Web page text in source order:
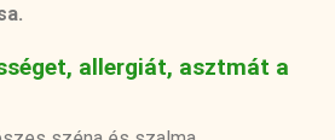
allergiát, asztmát a